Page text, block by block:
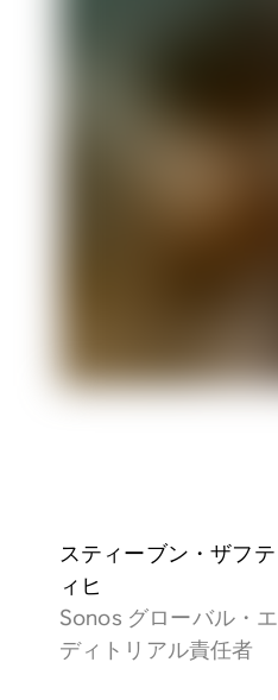
スティーブン・ザフテ
ィヒ
Sonos グローバル・エ
ディトリアル責任者